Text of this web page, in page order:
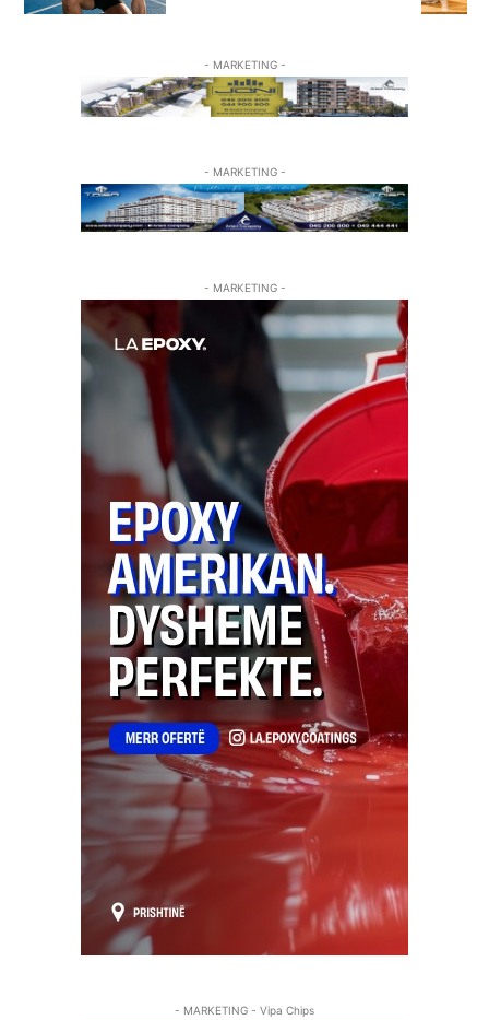
- MARKETING -
- MARKETING -
- MARKETING -
- MARKETING - Vipa Chips